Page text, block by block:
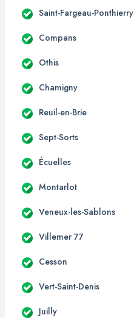
Saint-Fargeau-Ponthierry
Compans
Othis
Chamigny
Reuil-en-Brie
Sept-Sorts
Écuelles
Montarlot
Veneux-les-Sablons
Villemer 77
Cesson
Vert-Saint-Denis
Juilly